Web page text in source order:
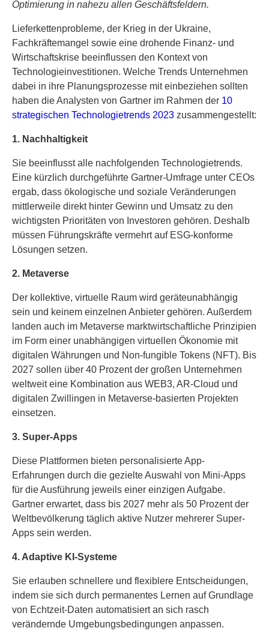
Optimierung in nahezu allen Geschäftsfeldern.
Lieferkettenprobleme, der Krieg in der Ukraine,
Fachkräftemangel sowie eine drohende Finanz- und
Wirtschaftskrise beeinflussen den Kontext von
Technologieinvestitionen. Welche Trends Unternehmen
dabei in ihre Planungsprozesse mit einbeziehen sollten
haben die Analysten von Gartner im Rahmen der 10
strategischen Technologietrends 2023 zusammengestellt:
1. Nachhaltigkeit
Sie beeinflusst alle nachfolgenden Technologietrends.
Eine kürzlich durchgeführte Gartner-Umfrage unter CEOs
ergab, dass ökologische und soziale Veränderungen
mittlerweile direkt hinter Gewinn und Umsatz zu den
wichtigsten Prioritäten von Investoren gehören. Deshalb
müssen Führungskräfte vermehrt auf ESG-konforme
Lösungen setzen.
2. Metaverse
Der kollektive, virtuelle Raum wird geräteunabhängig
sein und keinem einzelnen Anbieter gehören. Außerdem
landen auch im Metaverse marktwirtschaftliche Prinzipien
im Form einer unabhängigen virtuellen Ökonomie mit
digitalen Währungen und Non-fungible Tokens (NFT). Bis
2027 sollen über 40 Prozent der großen Unternehmen
weltweit eine Kombination aus WEB3, AR-Cloud und
digitalen Zwillingen in Metaverse-basierten Projekten
einsetzen.
3. Super-Apps
Diese Plattformen bieten personalisierte App-
Erfahrungen durch die gezielte Auswahl von Mini-Apps
für die Ausführung jeweils einer einzigen Aufgabe.
Gartner erwartet, dass bis 2027 mehr als 50 Prozent der
Weltbevölkerung täglich aktive Nutzer mehrerer Super-
Apps sein werden.
4. Adaptive KI-Systeme
Sie erlauben schnellere und flexiblere Entscheidungen,
indem sie sich durch permanentes Lernen auf Grundlage
von Echtzeit-Daten automatisiert an sich rasch
verändernde Umgebungsbedingungen anpassen.